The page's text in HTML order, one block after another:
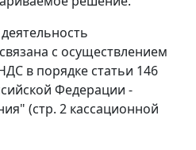
с осуществлением
в порядке статьи 146
Федерации -
(стр. 2 кассационной